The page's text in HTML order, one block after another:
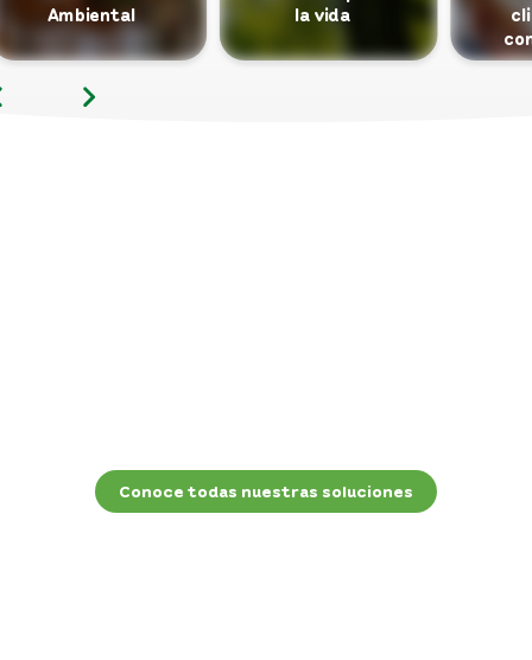
Ambiental
la vida
Conoce todas nuestras soluciones